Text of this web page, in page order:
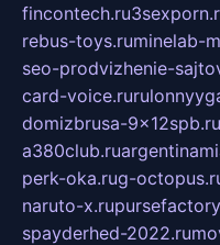
fincontech.ru
rebus-toys.ruminelab-
seo-prodvizhenie-
card-voice.ru
domizbrusa-9x12spb.ru
a380club.ru
perk-oka.rug-
naruto-x.ru
spayderhed-2022.ru